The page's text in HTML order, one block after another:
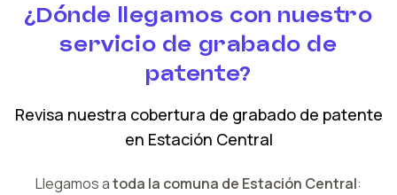
¿Dónde llegamos con nuestro
servicio de grabado de
patente?
Revisa nuestra cobertura de grabado de patente
en Estación Central
Llegamos atoda la comuna de Estación Central: